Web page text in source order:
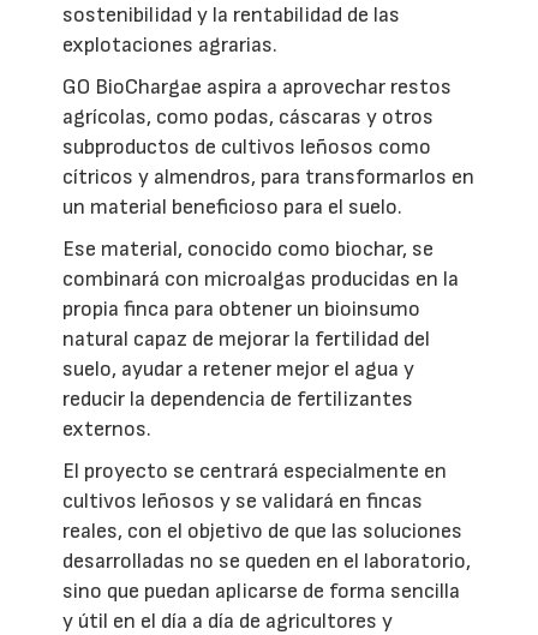
sostenibilidad y la rentabilidad de las
explotaciones agrarias.
GO BioChargae aspira a aprovechar restos
agrícolas, como podas, cáscaras y otros
subproductos de cultivos leñosos como
cítricos y almendros, para transformarlos en
un material beneficioso para el suelo.
Ese material, conocido como biochar, se
combinará con microalgas producidas en la
propia finca para obtener un bioinsumo
natural capaz de mejorar la fertilidad del
suelo, ayudar a retener mejor el agua y
reducir la dependencia de fertilizantes
externos.
El proyecto se centrará especialmente en
cultivos leñosos y se validará en fincas
reales, con el objetivo de que las soluciones
desarrolladas no se queden en el laboratorio,
sino que puedan aplicarse de forma sencilla
y útil en el día a día de agricultores y